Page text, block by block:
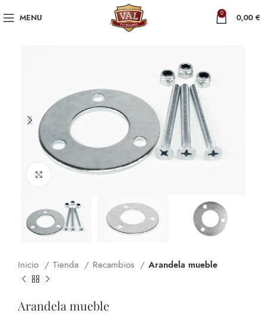
MENU 0 0,00 €
Click to enlarge
Inicio Tienda Recambios Arandela mueble
Arandela mueble